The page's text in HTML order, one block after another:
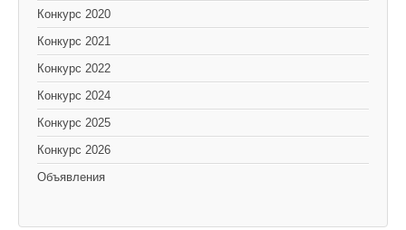
Конкурс 2020
Конкурс 2021
Конкурс 2022
Конкурс 2024
Конкурс 2025
Конкурс 2026
Объявления